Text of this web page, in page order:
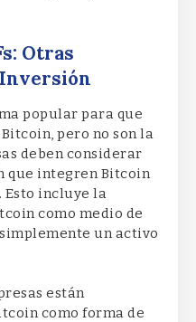
Otras
popular para que
pero no son la
deben considerar
que integren Bitcoin
Esto incluye la
como medio de
un activo
están
como forma de